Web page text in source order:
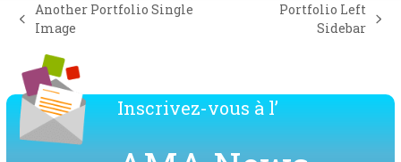
previous
Another Portfolio Single
Image
Portfolio Left
Sidebar
Inscrivez-vous à l’